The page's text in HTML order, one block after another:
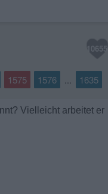
106550
1575 1576 ... 1635
Vielleicht arbeitet er